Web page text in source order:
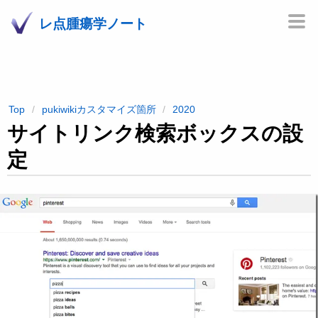
レ点腫瘍学ノート
Top pukiwikiカスタマイズ箇所 2020
サイトリンク検索ボックスの設
定